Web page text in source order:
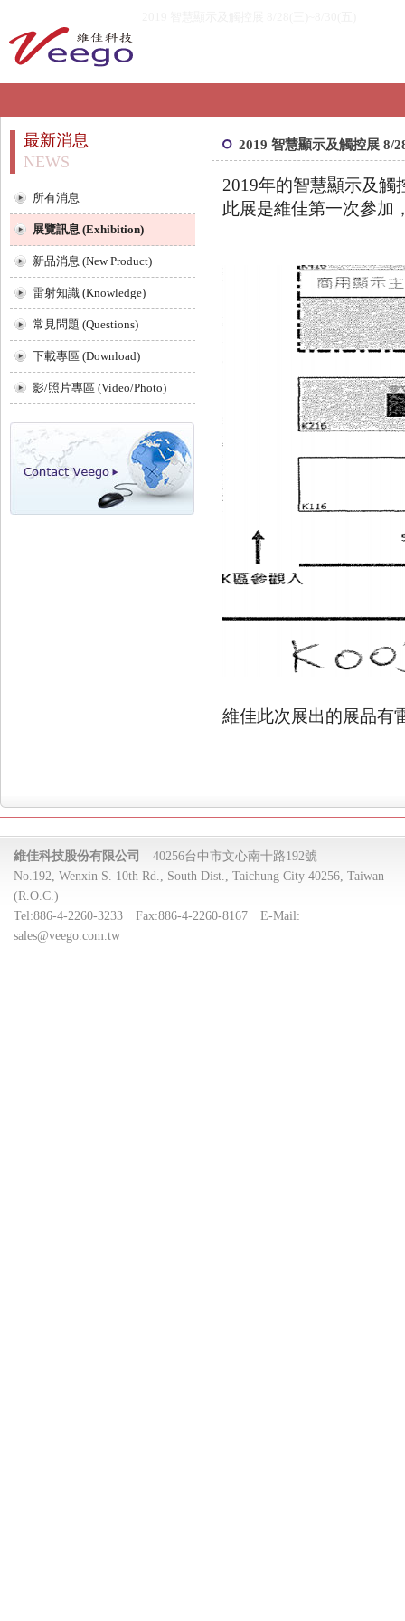
2019 智慧顯示及觸控展 8/
2019年的智慧顯示及觸
此展是維佳第一次參加
維佳此次展出的展品有
最新消息
NEWS
所有消息
展覽訊息 (Exhibition)
新品消息 (New Product)
雷射知識 (Knowledge)
常見問題 (Questions)
下載專區 (Download)
影/照片專區 (Video/Photo)
維佳科技股份有限公司
40256台中市文心南十路192號
No.192, Wenxin S. 10th Rd., South Dist., Taichung City 40256, Taiwan
(R.O.C.)
Tel:886-4-2260-3233 Fax:886-4-2260-8167 E-Mail:
sales@veego.com.tw